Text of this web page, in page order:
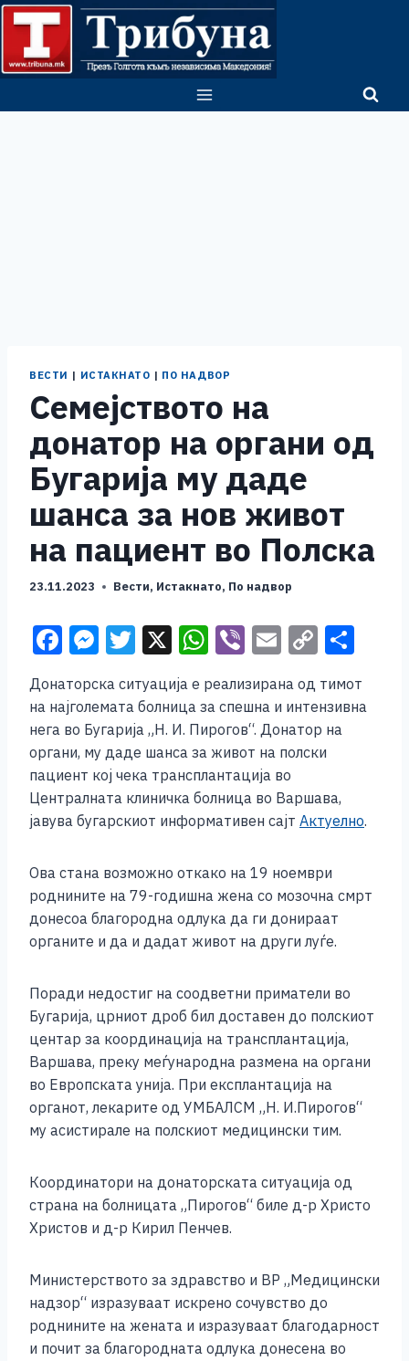
Skip
content
ВЕСТИ | ИСТАКНАТО | ПО НАДВОР
Семејството на
донатор на органи од
Бугарија му даде
шанса за нов живот
на пациент во Полска
23.11.2023 Вести, Истакнато, По надвор
F
c
e
b
o
o
M
ss
e
n
g
er
T
tt
er
X W
at
s
A
p
p
Vi
er
E
ai
l
C
p
y
Li
n
k
ar
Донаторска ситуација e реализирана од тимот
на најголемата болница за спешна и интензивна
нега во Бугарија „Н. И. Пирогов“. Донaтор на
органи, му даде шанса за живот на полски
пациент кој чека трансплантација во
Централната клиничка болница во Варшава,
јавува бугарскиот информативен сајт Актуелно.
Ова стана возможно откако на 19 ноември
роднините на 79-годишна жена со мозочна смрт
донесоа благородна одлука да ги донираат
органите и да и дадат живот на други луѓе.
Поради недостиг на соодветни приматели во
Бугарија, црниот дроб бил доставен до полскиот
центар за координација на трансплантација,
Варшава, преку меѓународна размена на органи
во Европската унија. При експлантација на
органот, лекарите од УМБАЛСМ „Н. И.Пирогов“
му асистирале на полскиот медицински тим.
Координатори на донаторската ситуација од
страна на болницата „Пирогов“ биле д-р Христо
Христов и д-р Кирил Пенчев.
Министерството за здравство и ВР „Медицински
надзор“ изразуваат искрено сочувство до
роднините на жената и изразуваат благодарност
и почит за благородната одлука донесена во